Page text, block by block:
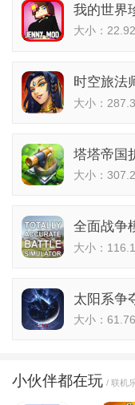
我的世界
大小：
时空旅法
大小：
塔塔帝国
大小：
全面战争
大小：
太阳系争
大小：
小伙伴都在玩 / 联机